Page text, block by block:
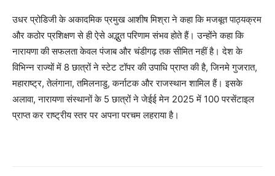
उधर प्रोडिजी के अकादमिक प्रमुख आशीष मिश्रा ने कहा कि मजबूत पाठ्यक्रम
और कठोर प्रशिक्षण से ही ऐसे अद्भुत परिणाम संभव होते हैं। उन्होंने कहा कि
नारायणा की सफलता केवल पंजाब और चंडीगढ़ तक सीमित नहीं है। देश के
विभिन्न राज्यों में 8 छात्रों ने स्टेट टॉपर की उपाधि प्राप्त की है, जिनमे गुजरात,
महाराष्ट्र, तेलंगाना, तमिलनाडु, कर्नाटक और राजस्थान शामिल हैं। इसके
अलावा, नारायणा संस्थानों के 5 छात्रों ने जेईई मेन 2025 में 100 परसेंटाइल
प्राप्त कर राष्ट्रीय स्तर पर अपना परचम लहराया है।